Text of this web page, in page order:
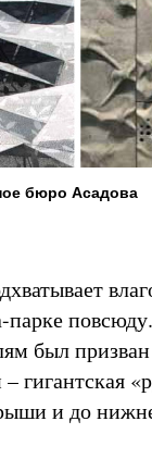
бюро Асадова
парке повсюду.
был
гигантская
и до